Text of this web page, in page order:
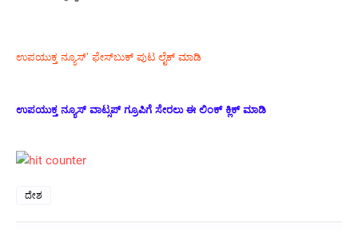
ಉಪಯುಕ್ತ ನ್ಯೂಸ್‌’ ಫೇಸ್‌ಬುಕ್ ಪುಟ ಲೈಕ್ ಮಾಡಿ
ಉಪಯುಕ್ತ ನ್ಯೂಸ್‌ ವಾಟ್ಸಪ್‌ ಗ್ರೂಪಿಗೆ ಸೇರಲು ಈ ಲಿಂಕ್ ಕ್ಲಿಕ್ ಮಾಡಿ
ದೇಶ